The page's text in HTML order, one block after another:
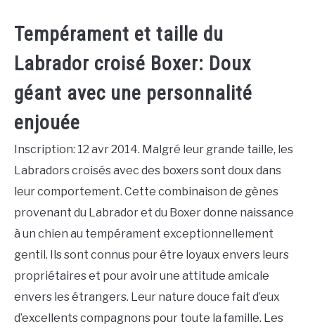
Tempérament et taille du
Labrador croisé Boxer: Doux
géant avec une personnalité
enjouée
Inscription: 12 avr 2014. Malgré leur grande taille, les
Labradors croisés avec des boxers sont doux dans
leur comportement. Cette combinaison de gènes
provenant du Labrador et du Boxer donne naissance
à un chien au tempérament exceptionnellement
gentil. Ils sont connus pour être loyaux envers leurs
propriétaires et pour avoir une attitude amicale
envers les étrangers. Leur nature douce fait d’eux
d’excellents compagnons pour toute la famille. Les